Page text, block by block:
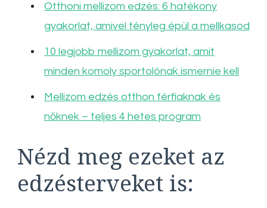
Otthoni mellizom edzés: 6 hatékony
gyakorlat, amivel tényleg épül a mellkasod
10 legjobb mellizom gyakorlat, amit
minden komoly sportolónak ismernie kell
Mellizom edzés otthon férfiaknak és
nőknek – teljes 4 hetes program
Nézd meg ezeket az
edzésterveket is: